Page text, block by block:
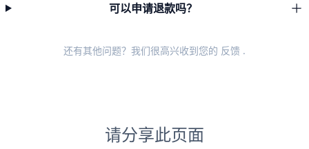
可以申请退款吗？
还有其他问题？我们很高兴收到您的 反馈 .
请分享此页面